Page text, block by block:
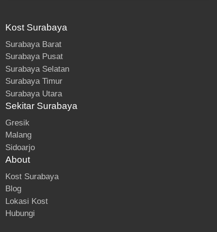
Kost Surabaya
Surabaya Barat
Surabaya Pusat
Surabaya Selatan
Surabaya Timur
Surabaya Utara
Sekitar Surabaya
Gresik
Malang
Sidoarjo
About
Kost Surabaya
Blog
Lokasi Kost
Hubungi